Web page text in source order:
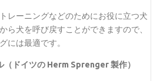
レーニングなどのためにお役に立つ犬
ら犬を呼び戻すことができますので、
には最適です。
（ドイツの Herm Sprenger 製作）